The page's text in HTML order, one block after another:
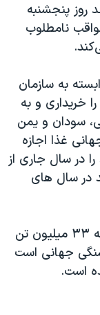
روز پنجشنبه
نامطلوب
به سازمان
تن غلات را خریداری و به
سودان و یمن
غذا اجازه
خود را در سال جاری از
- در مقایسه با ۵۰ درصد در سال های
اوکراین تا کنون تحت این توافق نزدیک به ۳۳ میلیون تن
جهانی است
است.